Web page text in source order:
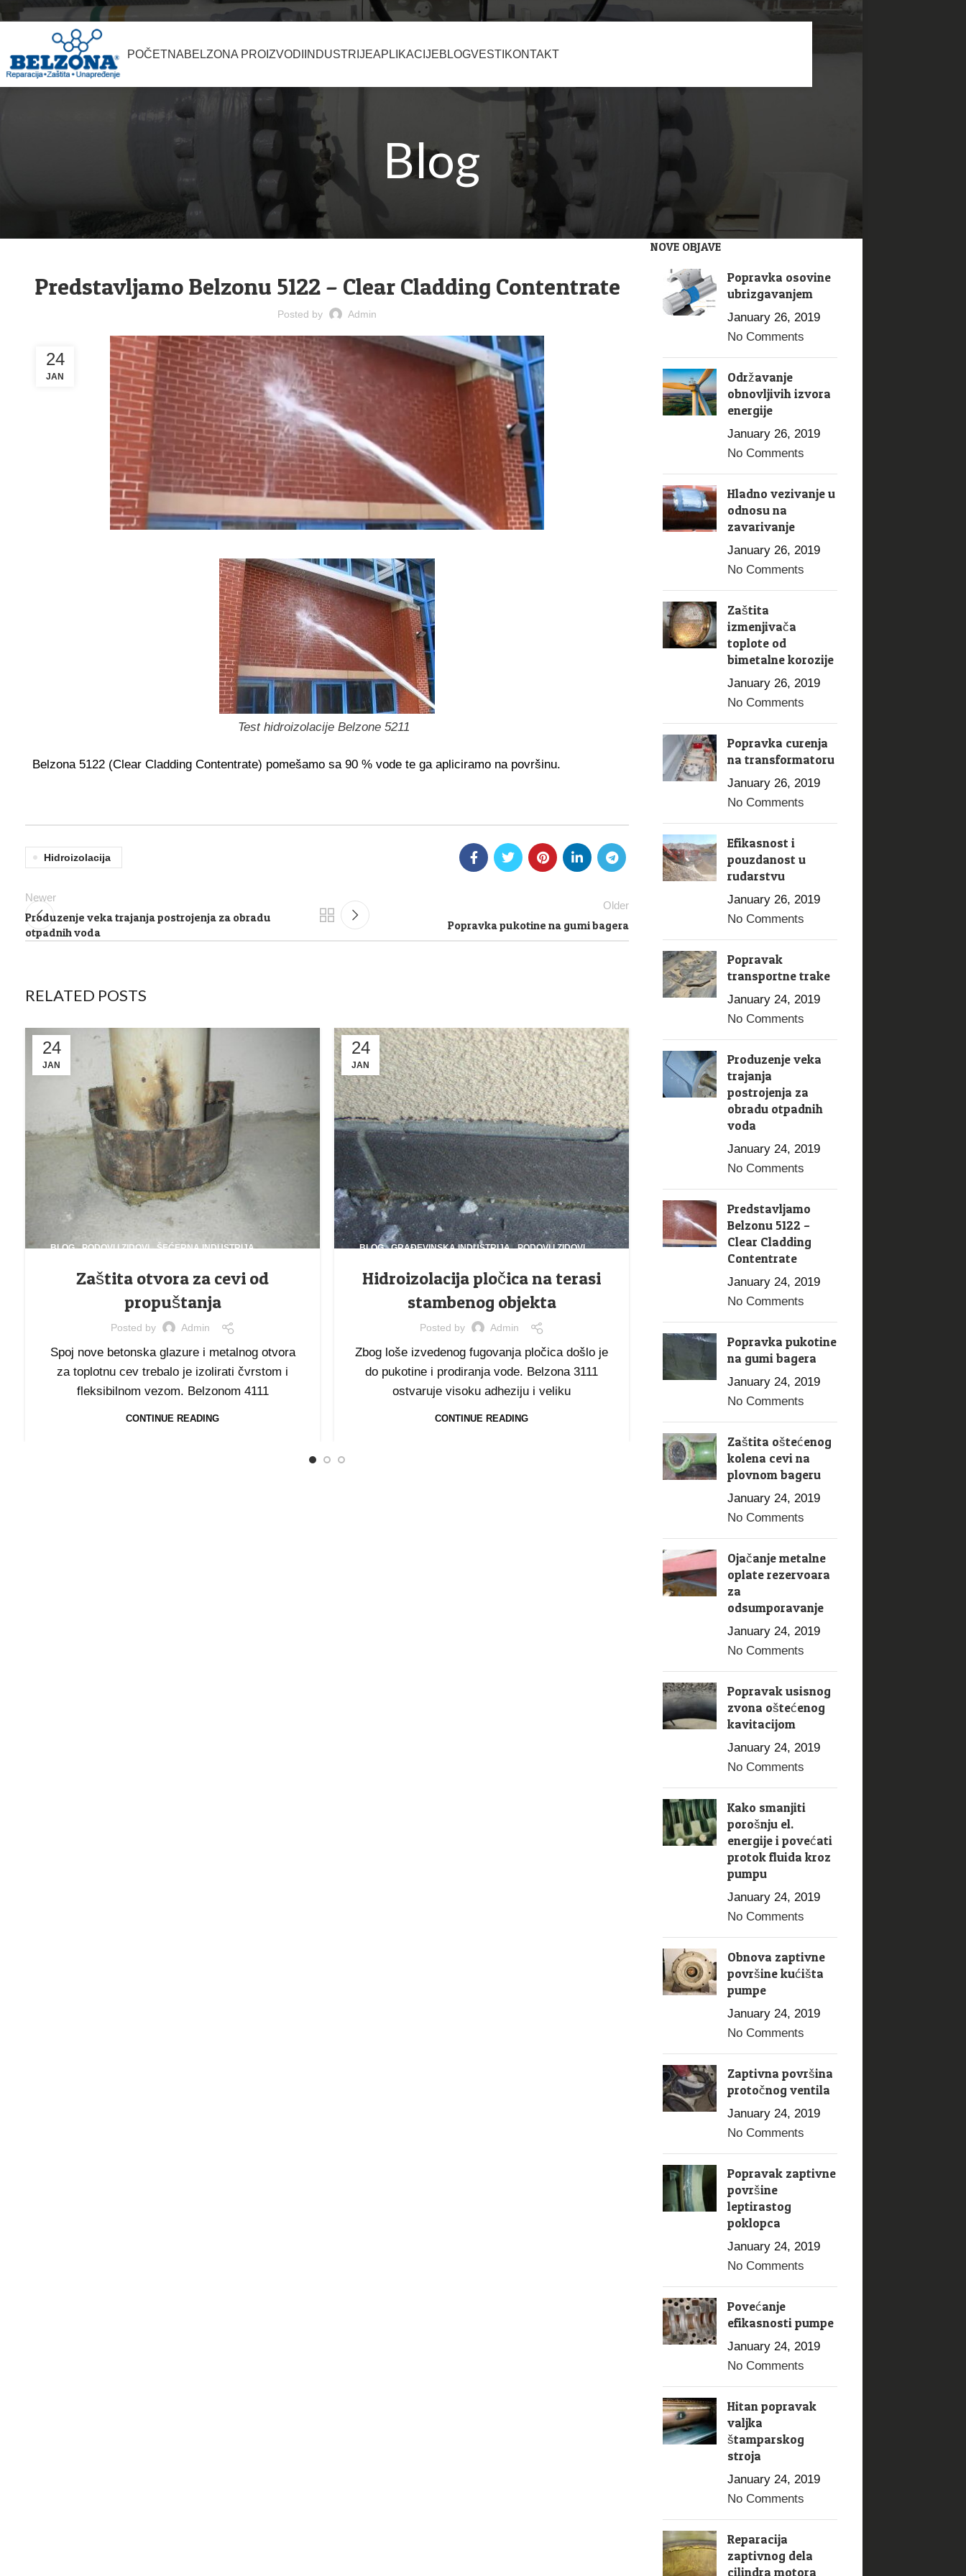
POČETNABELZONA PROIZVODI INDUSTRIJEAPLIKACIJEBLOGVESTI KONTAKT
Blog
Predstavljamo Belzonu 5122 – Clear Cladding Contentrate
Posted by Admin
24
JAN
Test hidroizolacije Belzone 5211
Belzona 5122 (Clear Cladding Contentrate) pomešamo sa 90 % vode te ga apliciramo na površinu.
Hidroizolacija
Newer
Produzenje veka trajanja postrojenja za obradu
otpadnih voda
Older
Popravka pukotine na gumi bagera
RELATED POSTS
24
JAN
BLOG,PODOVI I ZIDOVI,ŠEĆERNA INDUSTRIJA
Zaštita otvora za cevi od
propuštanja
Posted by Admin
Spoj nove betonska glazure i metalnog otvora
za toplotnu cev trebalo je izolirati čvrstom i
fleksibilnom vezom. Belzonom 4111
CONTINUE READING
24
JAN
BLOG,GRAĐEVINSKA INDUSTRIJA,PODOVI I ZIDOVI
Hidroizolacija pločica na terasi
stambenog objekta
Posted by Admin
Zbog loše izvedenog fugovanja pločica došlo je
do pukotine i prodiranja vode. Belzona 3111
ostvaruje visoku adheziju i veliku
CONTINUE READING
24
JAN
BLOG ,GRAĐEVINSKA INDUSTRIJA
PODOVI I ZIDOVI
Hidroizolacija popločane terase
Posted by Admin
u skladište mesnih prerađevina te narušavala
sanitarske zahteve
CONTINUE READING
NOVE OBJAVE
Popravka osovine
ubrizgavanjem
January 26, 2019
No Comments
Održavanje
obnovljivih izvora
energije
January 26, 2019
No Comments
Hladno vezivanje u
odnosu na
zavarivanje
January 26, 2019
No Comments
Zaštita
izmenjivača
toplote od
bimetalne korozije
January 26, 2019
No Comments
Popravka curenja
na transformatoru
January 26, 2019
No Comments
Efikasnost i
pouzdanost u
rudarstvu
January 26, 2019
No Comments
Popravak
transportne trake
January 24, 2019
No Comments
Produzenje veka
trajanja
postrojenja za
obradu otpadnih
voda
January 24, 2019
No Comments
Predstavljamo
Belzonu 5122 –
Clear Cladding
Contentrate
January 24, 2019
No Comments
Popravka pukotine
na gumi bagera
January 24, 2019
No Comments
Zaštita oštećenog
kolena cevi na
plovnom bageru
January 24, 2019
No Comments
Ojačanje metalne
oplate rezervoara
za
odsumporavanje
January 24, 2019
No Comments
Popravak usisnog
zvona oštećenog
kavitacijom
January 24, 2019
No Comments
Kako smanjiti
porošnju el.
energije i povećati
protok fluida kroz
pumpu
January 24, 2019
No Comments
Obnova zaptivne
površine kućišta
pumpe
January 24, 2019
No Comments
Zaptivna površina
protočnog ventila
January 24, 2019
No Comments
Popravak zaptivne
površine
leptirastog
poklopca
January 24, 2019
No Comments
Povećanje
efikasnosti pumpe
January 24, 2019
No Comments
Hitan popravak
valjka
štamparskog
stroja
January 24, 2019
No Comments
Reparacija
zaptivnog dela
cilindra motora